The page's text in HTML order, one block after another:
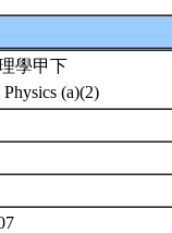
學甲下
Physics (a)(2)